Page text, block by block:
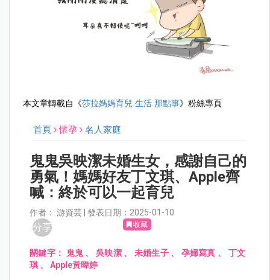
本文章轉載自《莎拉媽媽育兒.生活.那點事》粉絲專頁
首頁 懷孕 名人家庭
鬼鬼吳映潔未婚生女，感謝自己的
勇氣！媽媽好友丁文琪、Apple齊
喊：終於可以一起育兒
作者： 游資芸 | 發表日期：2025-01-10
分享 收藏
關鍵字： 鬼鬼、 吳映潔、 未婚生子、 孕婦寫真 、 丁文
琪 、Apple黃暐婷